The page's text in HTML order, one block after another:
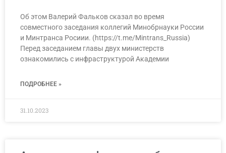
Об этом Валерий Фальков сказал во время
совместного заседания коллегий Минобрнауки России
и Минтранса Росиии. (https://t.me/Mintrans_Russia)
Перед заседанием главы двух министерств
ознакомились с инфраструктурой Академии
ПОДРОБНЕЕ »
31.10.2023